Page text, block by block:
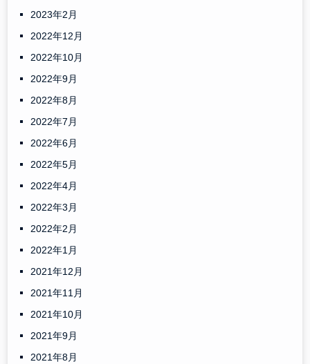
2023年2月
2022年12月
2022年10月
2022年9月
2022年8月
2022年7月
2022年6月
2022年5月
2022年4月
2022年3月
2022年2月
2022年1月
2021年12月
2021年11月
2021年10月
2021年9月
2021年8月